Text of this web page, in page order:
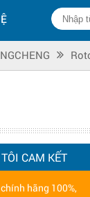
CAM KẾT
hãng 100%,